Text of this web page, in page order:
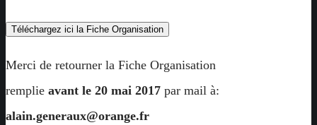
Téléchargez ici la Fiche Organisation
Merci de retourner la Fiche Organisation
remplie avant le 20 mai 2017 par mail à:
alain.generaux@orange.fr